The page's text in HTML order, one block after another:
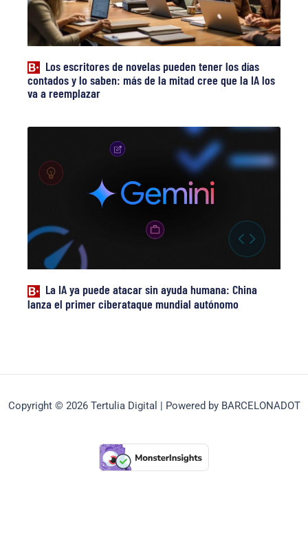
Los escritores de novelas pueden tener los días
contados y lo saben: más de la mitad cree que la IA los
va a reemplazar
La IA ya puede atacar sin ayuda humana: China
lanza el primer ciberataque mundial autónomo
Copyright © 2026 Tertulia Digital | Powered by BARCELONADOT